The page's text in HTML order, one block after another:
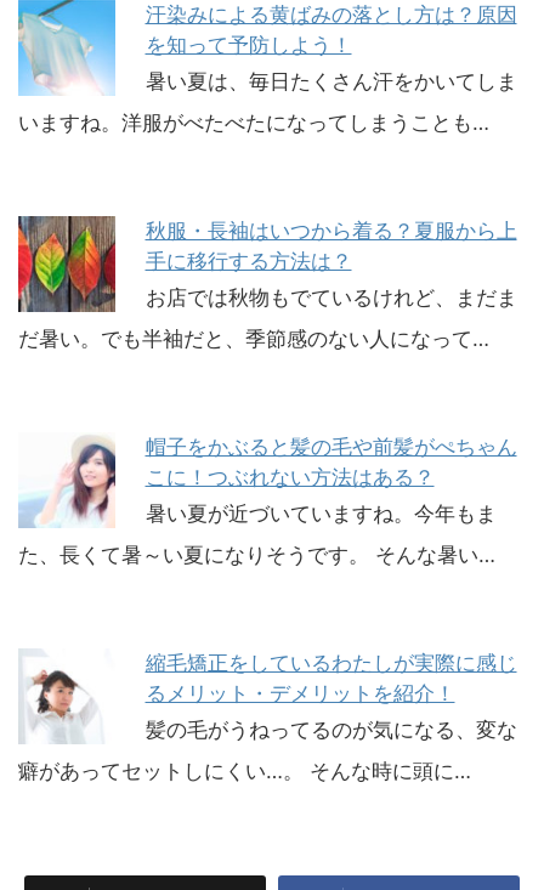
汗染みによる黄ばみの落とし方は？原因
を知って予防しよう！
暑い夏は、毎日たくさん汗をかいてしま
いますね。洋服がべたべたになってしまうことも…
秋服・長袖はいつから着る？夏服から上
手に移行する方法は？
お店では秋物もでているけれど、まだま
だ暑い。でも半袖だと、季節感のない人になって…
帽子をかぶると髪の毛や前髪がぺちゃん
こに！つぶれない方法はある？
暑い夏が近づいていますね。今年もま
た、長くて暑～い夏になりそうです。 そんな暑い…
縮毛矯正をしているわたしが実際に感じ
るメリット・デメリットを紹介！
髪の毛がうねってるのが気になる、変な
癖があってセットしにくい…。 そんな時に頭に…